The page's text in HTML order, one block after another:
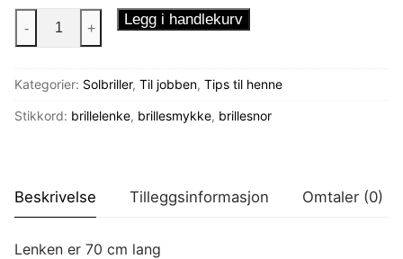
Brillelenke
Blomst
- + Legg i handlekurv
Kategorier: Solbriller, Til jobben, Tips til henne
Stikkord: brillelenke, brillesmykke, brillesnor
Beskrivelse Tilleggsinformasjon Omtaler (0)
Lenken er 70 cm lang